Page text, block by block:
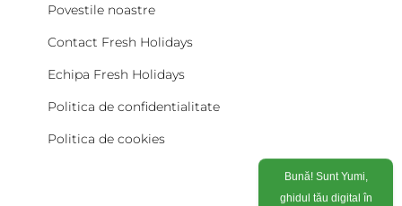
Povestile noastre
Contact Fresh Holidays
Echipa Fresh Holidays
Politica de confidentialitate
Politica de cookies
Bună! Sunt Yumi,
ghidul tău digital în